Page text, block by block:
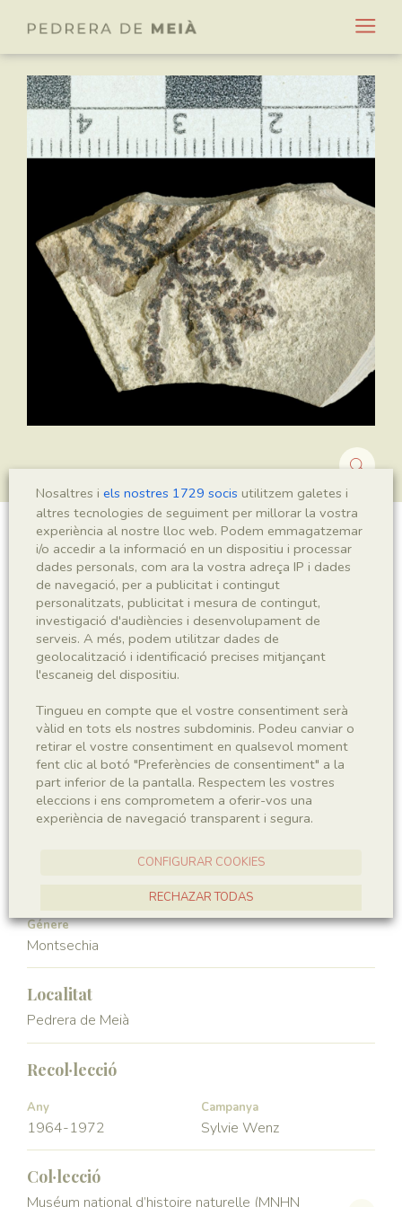
Montsechia vidalii
Sigla
MNHN 17309
Regne
Plantae
Phyllum
Spermatophyta
Subphyllum
Angiospermae
Classe
Magnoliopsida
Familia
Génere
Montsechia
Localitat
Pedrera de Meià
Recol·lecció
Any
1964-1972
Campanya
Sylvie Wenz
Col·lecció
Muséum national d’histoire naturelle (MNHN
Nosaltres i els nostres 1729 socis utilitzem galetes i
altres tecnologies de seguiment per millorar la vostra
experiència al nostre lloc web. Podem emmagatzemar
i/o accedir a la informació en un dispositiu i processar
dades personals, com ara la vostra adreça IP i dades
de navegació, per a publicitat i contingut
personalitzats, publicitat i mesura de contingut,
investigació d'audiències i desenvolupament de
serveis. A més, podem utilitzar dades de
geolocalització i identificació precises mitjançant
l'escaneig del dispositiu.
Tingueu en compte que el vostre consentiment serà
vàlid en tots els nostres subdominis. Podeu canviar o
retirar el vostre consentiment en qualsevol moment
fent clic al botó "Preferències de consentiment" a la
part inferior de la pantalla. Respectem les vostres
eleccions i ens comprometem a oferir-vos una
experiència de navegació transparent i segura.
CONFIGURAR COOKIES
RECHAZAR TODAS
ACCEPTAR TOTES